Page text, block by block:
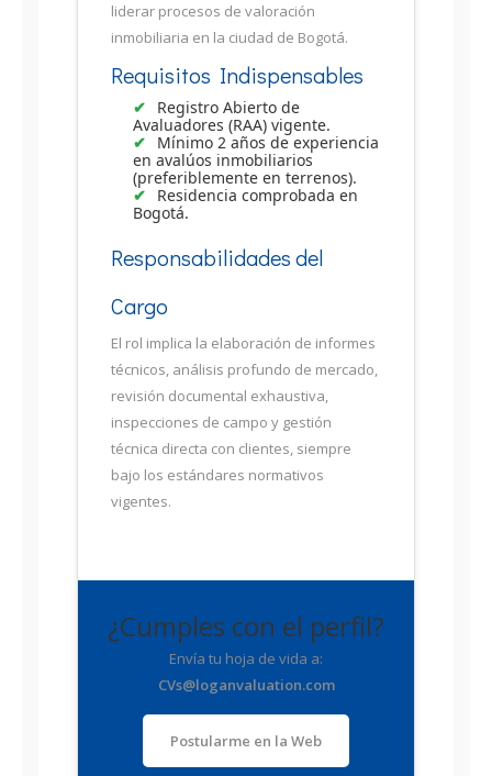
liderar procesos de valoración
inmobiliaria en la ciudad de Bogotá.
Requisitos Indispensables
Registro Abierto de
Avaluadores (RAA) vigente.
Mínimo 2 años de experiencia
en avalúos inmobiliarios
(preferiblemente en terrenos).
Residencia comprobada en
Bogotá.
Responsabilidades del
Cargo
El rol implica la elaboración de informes
técnicos, análisis profundo de mercado,
revisión documental exhaustiva,
inspecciones de campo y gestión
técnica directa con clientes, siempre
bajo los estándares normativos
vigentes.
¿Cumples con el perfil?
Envía tu hoja de vida a:
CVs@loganvaluation.com
Postularme en la Web